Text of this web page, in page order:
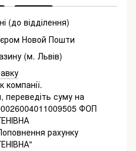
(до відділення)
Новой Пошти
(м. Львів)
компанії.
суму на
ФОП
рахунку